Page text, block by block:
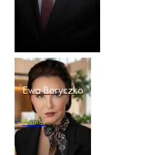
Ewa Boryczko
Partner